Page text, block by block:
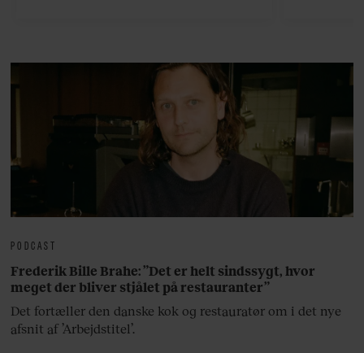
PODCAST
Frederik Bille Brahe: ”Det er helt sindssygt, hvor
meget der bliver stjålet på restauranter”
Det fortæller den danske kok og restauratør om i det nye
afsnit af ’Arbejdstitel’.